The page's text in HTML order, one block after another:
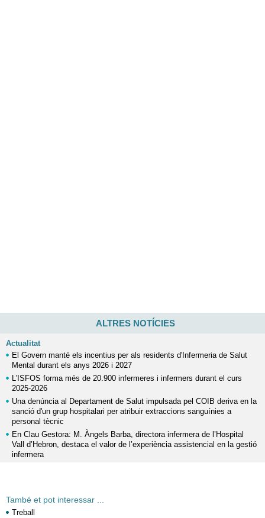
ALTRES NOTÍCIES
Actualitat
El Govern manté els incentius per als residents d'Infermeria de Salut
Mental durant els anys 2026 i 2027
L'ISFOS forma més de 20.900 infermeres i infermers durant el curs
2025-2026
Una denúncia al Departament de Salut impulsada pel COIB deriva en la
sanció d'un grup hospitalari per atribuir extraccions sanguínies a
personal tècnic
En Clau Gestora: M. Àngels Barba, directora infermera de l’Hospital
Vall d’Hebron, destaca el valor de l’experiència assistencial en la gestió
infermera
També et pot interessar ...
Treball